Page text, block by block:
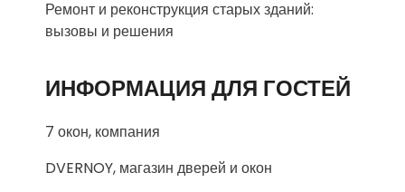
Ремонт и реконструкция старых зданий:
вызовы и решения
ИНФОРМАЦИЯ ДЛЯ ГОСТЕЙ
7 окон, компания
DVERNOY, магазин дверей и окон